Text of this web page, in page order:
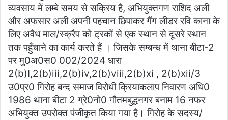
व्यवसाय में लम्बे समय से सक्रिय है, अभियुक्तगण राशिद अली
और अफसार अली अपनी पहचान छिपाकर गैंग लीडर रवि काना के
लिए अवैध माल/स्क्रैप को ट्रकों से एक स्थान से दूसरे स्थान
तक पहुँचाने का कार्य करते हैं । जिसके सम्बन्ध में थाना बीटा-2
पर मु0अ0स0 002/2024 धारा
2(b)I,2(b)iii,2(b)iv,2(b)viii,2(b)xi , 2(b)xii/3
उ0प्र0 गिरोह बन्द समाज विरोधी क्रियाकलाप निवारण अधि0
1986 थाना बीटा 2 ग्रे0नो0 गौतमबुद्धनगर बनाम 16 नफर
अभियुक्त उपरोक्त पंजीकृत किया गया है। गिरोह के सदस्य/